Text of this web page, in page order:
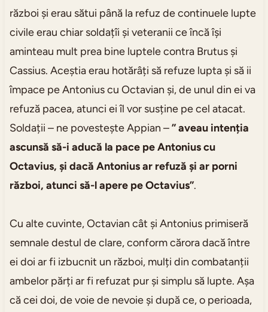
război și erau sătui până la refuz de continuele lupte
civile erau chiar soldațîi și veteranii ce încă își
aminteau mult prea bine luptele contra Brutus și
Cassius. Aceștia erau hotărâți să refuze lupta și să ii
împace pe Antonius cu Octavian și, de unul din ei va
refuză pacea, atunci ei îl vor susține pe cel atacat.
Soldații – ne povestește Appian –” aveau intenția
ascunsă să-i aducă la pace pe Antonius cu
Octavius, și dacă Antonius ar refuză și ar porni
război, atunci să-l apere pe Octavius”.
Cu alte cuvinte, Octavian cât și Antonius primiseră
semnale destul de clare, conform cărora dacă între
ei doi ar fi izbucnit un război, mulți din combatanții
ambelor părți ar fi refuzat pur și simplu să lupte. Așa
că cei doi, de voie de nevoie și după ce, o perioada,